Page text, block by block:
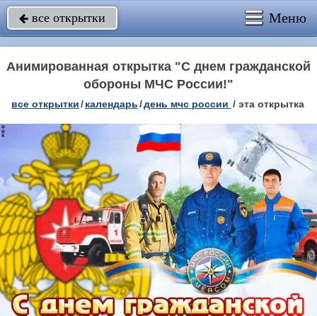
 все открытки Меню
Анимированная открытка "С днем гражданской
обороны МЧС России!"
все открытки/календарь/день мчс россии / эта открытка